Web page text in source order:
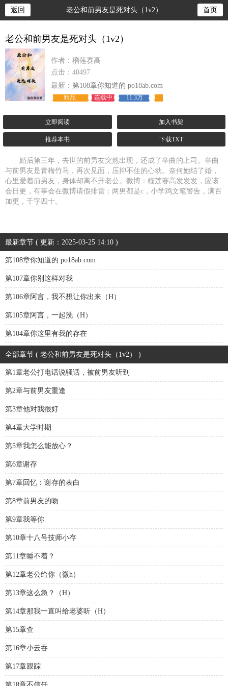
返回 老公和前男友是死对头（1v2） 首页
老公和前男友是死对头（1v2）
作者：榴莲赛高
点击：40497
最新： 第108章你知道的 po18ab.com
精品 连载中 11.3万
立即阅读 加入书架
推荐本书 下载TXT
婚后第三年，去世的前男友突然出现，还成了辛曲的上司。辛曲
与前男友是青梅竹马，再次见面，压抑不住的心动。奈何她结了婚，
心里爱着前男友，身体却离不开老公。微博：榴莲赛高发发发，应该
会日更，有事会在微博请假排雷：两男都是c，小学鸡文笔警告，满百
加更，千字四十。
最新章节 ( 更新：2025-03-25 14:10 )
第108章你知道的 po18ab.com
第107章你别这样对我
第106章阿言，我不想让你出来（H）
第105章阿言，一起洗（H）
第104章你这里有我的存在
全部章节 ( 老公和前男友是死对头（1v2） )
第1章老公打电话说骚话，被前男友听到
第2章与前男友重逢
第3章他对我很好
第4章大学时期
第5章我怎么能放心？
第6章谢存
第7章回忆：谢存的表白
第8章前男友的吻
第9章我等你
第10章十八号技师小存
第11章睡不着？
第12章老公给你（微h）
第13章这么急？（H）
第14章那我一直叫给老婆听（H）
第15章查
第16章小云吞
第17章跟踪